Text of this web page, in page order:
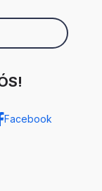
Facebook